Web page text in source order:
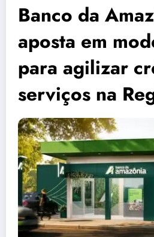
Banco da
aposta em
para agilizar
serviços na